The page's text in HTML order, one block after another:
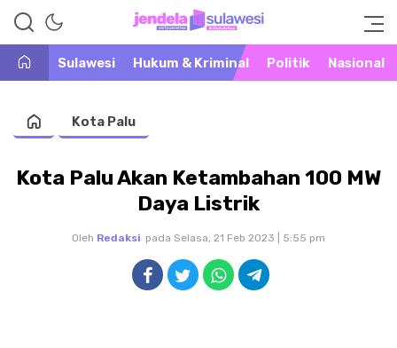
Jendela Sulawesi
Warta Peristiwa di Khatulistiwa
Sulawesi
Hukum & Kriminal Politik Nasional
Kota Palu
Kota Palu Akan Ketambahan 100 MW
Daya Listrik
Oleh Redaksi pada Selasa, 21 Feb 2023 | 5:55 pm